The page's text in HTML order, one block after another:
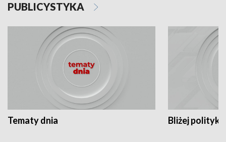
PUBLICYSTYKA
Tematy dnia Bliżej polityki